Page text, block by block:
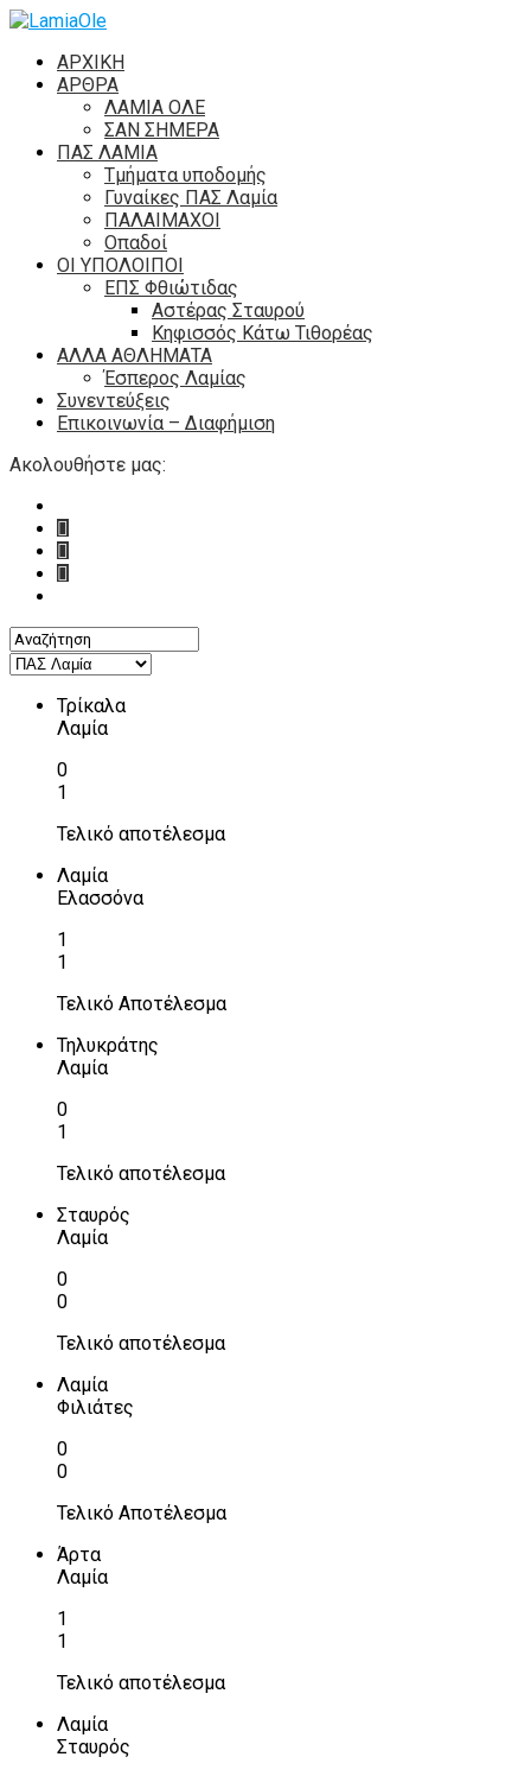
ΑΡΧΙΚΗ
ΑΡΘΡΑ
ΛΑΜΙΑ ΟΛΕ
ΣΑΝ ΣΗΜΕΡΑ
ΠΑΣ ΛΑΜΙΑ
Τμήματα υποδομής
Γυναίκες ΠΑΣ Λαμία
ΠΑΛΑΙΜΑΧΟΙ
Οπαδοί
ΟΙ ΥΠΟΛΟΙΠΟΙ
ΕΠΣ Φθιώτιδας
Αστέρας Σταυρού
Κηφισσός Κάτω Τιθορέας
ΑΛΛΑ ΑΘΛΗΜΑΤΑ
Έσπερος Λαμίας
Συνεντεύξεις
Επικοινωνία – Διαφήμιση
Ακολουθήστε μας:
Τρίκαλα
Λαμία
0
1
Τελικό αποτέλεσμα
Λαμία
Ελασσόνα
1
1
Τελικό Αποτέλεσμα
Τηλυκράτης
Λαμία
0
1
Τελικό αποτέλεσμα
Σταυρός
Λαμία
0
0
Τελικό αποτέλεσμα
Λαμία
Φιλιάτες
0
0
Τελικό Αποτέλεσμα
Άρτα
Λαμία
1
1
Τελικό αποτέλεσμα
Λαμία
Σταυρός